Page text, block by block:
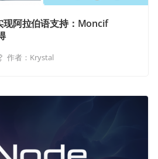
现阿拉伯语支持：Moncif
作者：Krystal